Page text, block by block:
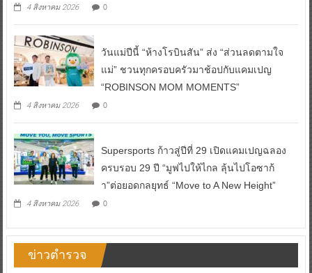
4 สิงหาคม 2026 0
วันแม่ปีนี้ “ห้างโรบินสัน” ส่ง “ส่วนลดตามใจ
แม่” ชวนทุกครอบครัวมาช้อปกับแคมเปญ
“ROBINSON MOM MOMENTS”
4 สิงหาคม 2026 0
Supersports ก้าวสู่ปีที่ 29 เปิดแคมเปญฉลอง
ครบรอบ 29 ปี “มูฟไปให้ไกล ลุ้นไปโอซาก้
า”ต่อยอดกลยุทธ์ “Move to A New Height”
4 สิงหาคม 2026 0
ข่าวตำรวจ